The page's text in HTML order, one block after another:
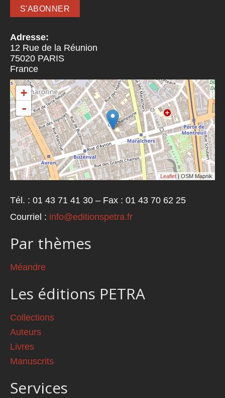
Adresse:
12 Rue de la Réunion
75020 PARIS
France
+
-
Leaflet | OSM Mapnik
Tél. : 01 43 71 41 30 – Fax : 01 43 70 62 25
Courriel : info@editionspetra.fr
Par thèmes
Méandre
Les éditions PETRA
Collections
Auteurs
Livres
Manuscrits
Services